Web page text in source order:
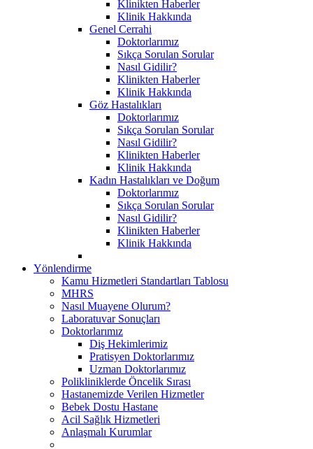
Klinikten Haberler
Klinik Hakkında
Genel Cerrahi
Doktorlarımız
Sıkça Sorulan Sorular
Nasıl Gidilir?
Klinikten Haberler
Klinik Hakkında
Göz Hastalıkları
Doktorlarımız
Sıkça Sorulan Sorular
Nasıl Gidilir?
Klinikten Haberler
Klinik Hakkında
Kadın Hastalıkları ve Doğum
Doktorlarımız
Sıkça Sorulan Sorular
Nasıl Gidilir?
Klinikten Haberler
Klinik Hakkında
Yönlendirme
Kamu Hizmetleri Standartları Tablosu
MHRS
Nasıl Muayene Olurum?
Laboratuvar Sonuçları
Doktorlarımız
Diş Hekimlerimiz
Pratisyen Doktorlarımız
Uzman Doktorlarımız
Polikliniklerde Öncelik Sırası
Hastanemizde Verilen Hizmetler
Bebek Dostu Hastane
Acil Sağlık Hizmetleri
Anlaşmalı Kurumlar